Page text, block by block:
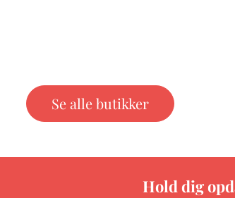
Se alle butikker
Hold dig